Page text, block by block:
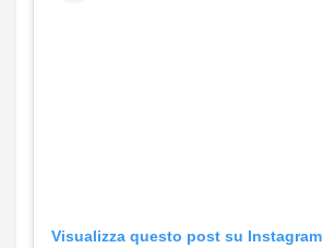
Visualizza questo post su Instagram